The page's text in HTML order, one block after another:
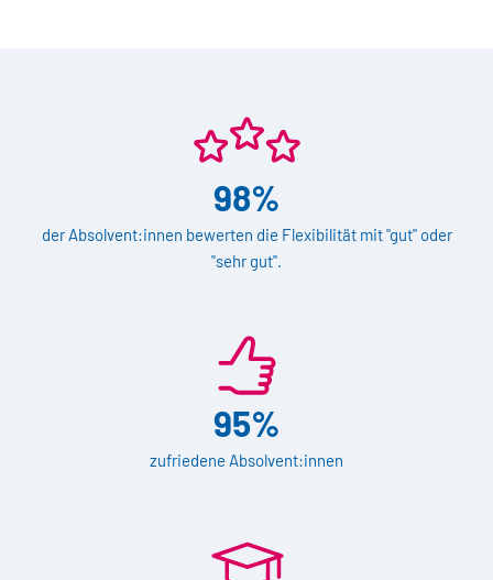
98%
der Absolvent:innen bewerten die Flexibilität mit "gut" oder
"sehr gut".
95%
zufriedene Absolvent:innen